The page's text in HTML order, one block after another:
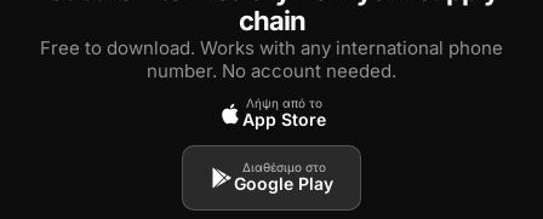
chain
Free to download. Works with any international phone
number. No account needed.
Λήψη από το
App Store
Διαθέσιμο στο
Google Play